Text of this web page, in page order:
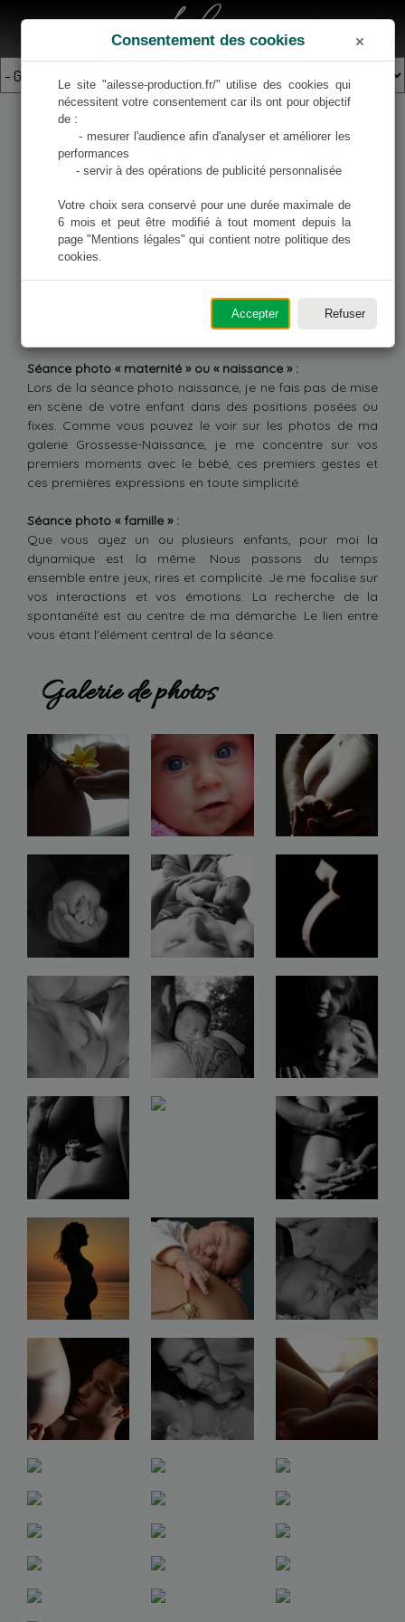
Ailesse
Photos de grossesse et
naissance
Séance photo « grossesse » :
La séance photo de grossesse peut se dérouler juste avec
8ème mois en fonction de la taille du ventre et de votre
Séance photo « maternité » ou « naissance » :
Lors de la séance photo naissance, je ne fais pas de mise
en scène de votre enfant dans des positions posées ou
fixes. Comme vous pouvez le voir sur les photos de ma
galerie Grossesse-Naissance, je me concentre sur vos
premiers moments avec le bébé, ces premiers gestes et
ces premières expressions en toute simplicité.
Séance photo « famille » :
Que vous ayez un ou plusieurs enfants, pour moi la
dynamique est la même. Nous passons du temps
ensemble entre jeux, rires et complicité. Je me focalise sur
vos interactions et vos émotions. La recherche de la
spontanéïté est au centre de ma démarche. Le lien entre
vous étant l'élément central de la séance.
Galerie de photos
Consentement des cookies
Le site "ailesse-production.fr/" utilise des cookies qui
nécessitent votre consentement car ils ont pour objectif
de :
     - mesurer l'audience afin d'analyser et améliorer les
performances
Votre choix sera conservé pour une durée maximale de
6 mois et peut être modifié à tout moment depuis la
page "Mentions légales" qui contient notre politique des
cookies.
Accepter Refuser